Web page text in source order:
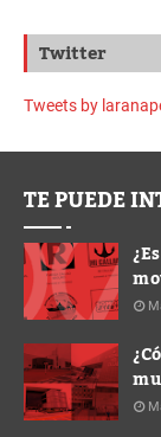
Twitter
Tweets by
TE PUEDE